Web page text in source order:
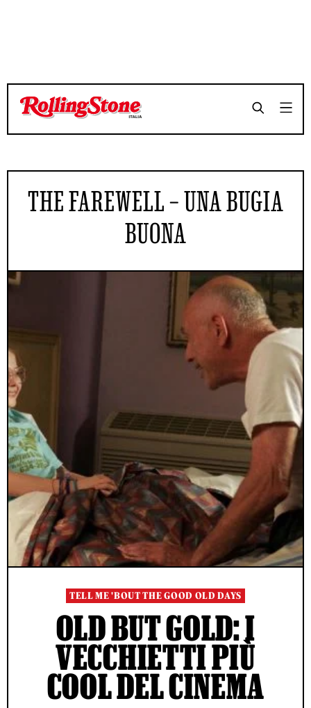
THE FAREWELL – UNA BUGIA
BUONA
TELL ME 'BOUT THE GOOD OLD DAYS
OLD BUT GOLD: I
VECCHIETTI PIÙ
COOL DEL CINEMA